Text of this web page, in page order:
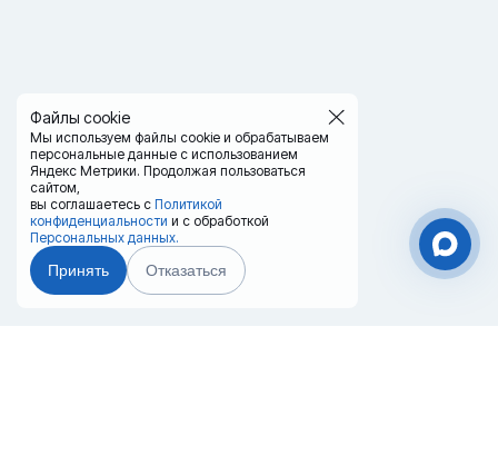
Файлы cookie
Мы используем файлы cookie и обрабатываем
персональные данные с использованием
Яндекс Метрики. Продолжая пользоваться
сайтом,
вы соглашаетесь с Политикой
конфиденциальности и с обработкой
Персональных данных.
Принять Отказаться